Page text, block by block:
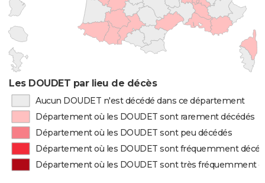
Les DOUDET par lieu de décès
Aucun DOUDET n'est décédé dans ce département
Département où les DOUDET sont rarement décédés
Département où les DOUDET sont peu décédés
Département où les DOUDET sont fréquemment
Département où les DOUDET sont très fréquemment